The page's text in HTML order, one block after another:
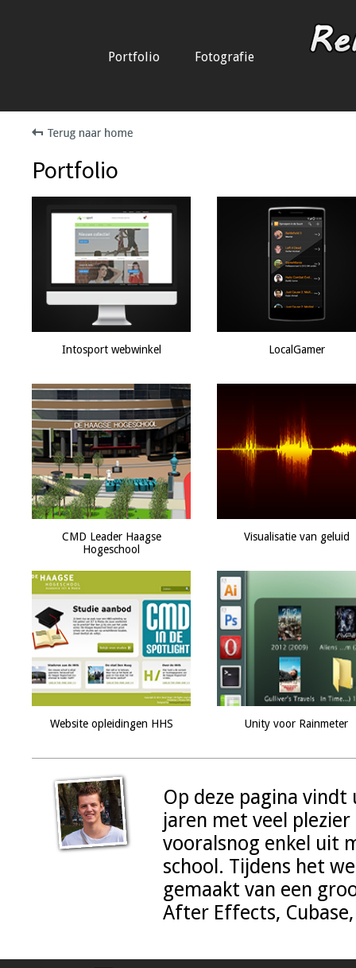
Portfolio Fotografie
Portfolio
Intosport webwinkel LocalGamer
CMD Leader Haagse
Hogeschool
Visualisatie van geluid
Website opleidingen HHS Unity voor Rainmeter
Op deze pagina
jaren met veel
vooralsnog enkel uit
school. Tijdens het
gemaakt van een
After Effects,